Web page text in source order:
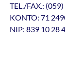
TEL./FAX.:
KONTO: 71
NIP: 839 10 28